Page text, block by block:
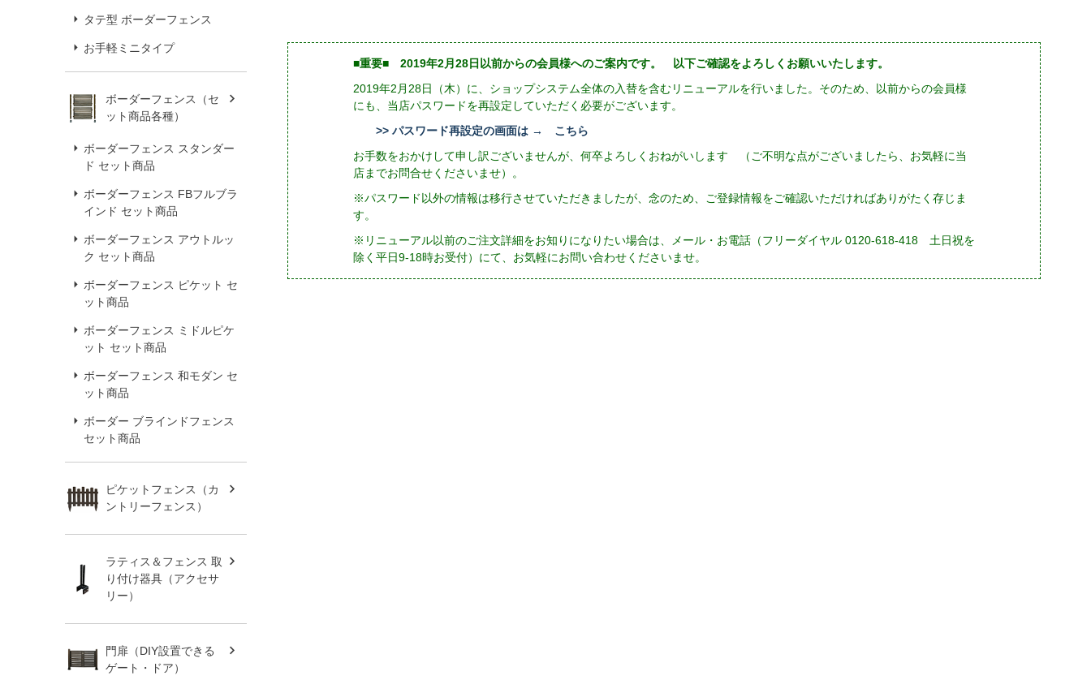
タテ型 ボーダーフェンス
お手軽ミニタイプ
ボーダーフェンス（セ
ット商品各種）
ボーダーフェンス スタンダー
ド セット商品
ボーダーフェンス FBフルブラ
インド セット商品
ボーダーフェンス アウトルッ
ク セット商品
ボーダーフェンス ピケット セ
ット商品
ボーダーフェンス ミドルピケ
ット セット商品
ボーダーフェンス 和モダン セ
ット商品
ボーダー ブラインドフェンス
セット商品
ピケットフェンス（カ
ントリーフェンス）
ラティス＆フェンス 取
り付け器具（アクセサ
リー）
門扉（DIY設置できる
ゲート・ドア）
■重要■ 2019年2月28日以前からの会員様へのご案内です。 以下ご確認をよろしくお願いいたします。
2019年2月28日（木）に、ショップシステム全体の入替を含むリニューアルを行いました。そのため、以前からの会員様
にも、当店パスワードを再設定していただく必要がございます。
>> パスワード再設定の画面は → こちら
お手数をおかけして申し訳ございませんが、何卒よろしくおねがいします （ご不明な点がございましたら、お気軽に当
店までお問合せくださいませ）。
※パスワード以外の情報は移行させていただきましたが、念のため、ご登録情報をご確認いただければありがたく存じま
す。
※リニューアル以前のご注文詳細をお知りになりたい場合は、メール・お電話（フリーダイヤル 0120-618-418 土日祝を
除く平日9-18時お受付）にて、お気軽にお問い合わせくださいませ。